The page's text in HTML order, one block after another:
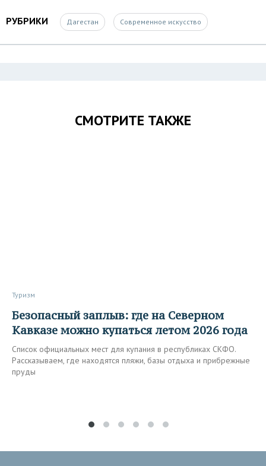
РУБРИКИ Дагестан Современное искусство
СМОТРИТЕ ТАКЖЕ
Туризм
Безопасный заплыв: где на Северном
Кавказе можно купаться летом 2026 года
Список официальных мест для купания в республиках СКФО.
Рассказываем, где находятся пляжи, базы отдыха и прибрежные
пруды